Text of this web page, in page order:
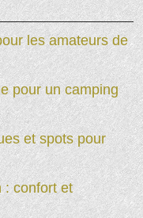
les amateurs de
pour un camping
et spots pour
: confort et